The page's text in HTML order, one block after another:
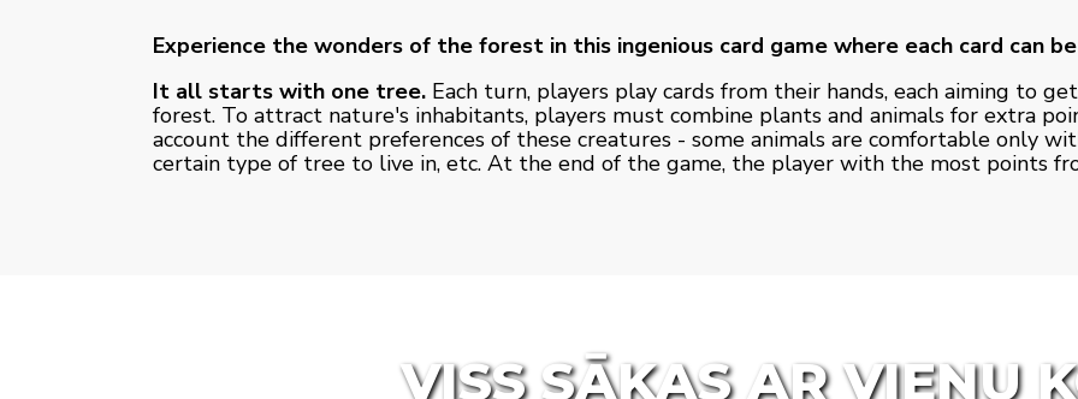
Experience the wonders of the forest in this ingenious card game where each card can
It all starts with one tree. Each turn, players play cards from their hands, each aiming to
forest. To attract nature's inhabitants, players must combine plants and animals for extra
account the different preferences of these creatures - some animals are comfortable only
certain type of tree to live in, etc. At the end of the game, the player with the most points
VISS SĀKAS AR VIENU